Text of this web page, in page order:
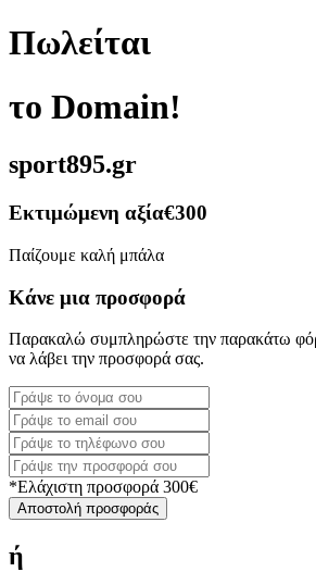
Πωλείται
το Domain!
sport895.gr
Εκτιμώμενη αξία€300
Παίζουμε καλή μπάλα
Κάνε μια προσφορά
Παρακαλώ συμπληρώστε την παρακάτω
να λάβει την προσφορά σας.
*Ελάχιστη προσφορά 300€
Αποστολή προσφοράς
ή